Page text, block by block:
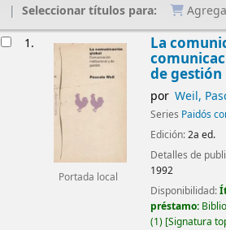
Seleccionar títulos para:
1.
Portada local
La
de gestión
por Weil,
Series Paidós
Edición:2a ed.
Detalles de
1992
Disponibilidad:
préstamo:
(1) Signatura